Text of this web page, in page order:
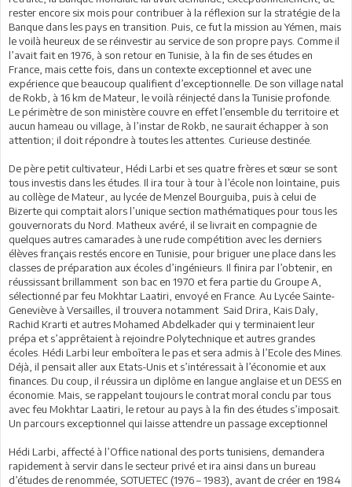
rester encore six mois pour contribuer à la réflexion sur la stratégie de la
Banque dans les pays en transition. Puis, ce fut la mission au Yémen, mais
le voilà heureux de se réinvestir au service de son propre pays. Comme il
l’avait fait en 1976, à son retour en Tunisie, à la fin de ses études en
France, mais cette fois, dans un contexte exceptionnel et avec une
expérience que beaucoup qualifient d’exceptionnelle. De son village natal
de Rokb, à 16 km de Mateur, le voilà réinjecté dans la Tunisie profonde.
Le périmètre de son ministère couvre en effet l’ensemble du territoire et
aucun hameau ou village, à l’instar de Rokb, ne saurait échapper à son
attention; il doit répondre à toutes les attentes. Curieuse destinée.
De père petit cultivateur, Hédi Larbi et ses quatre frères et sœur se sont
tous investis dans les études. Il ira tour à tour à l’école non lointaine, puis
au collège de Mateur, au lycée de Menzel Bourguiba, puis à celui de
Bizerte qui comptait alors l’unique section mathématiques pour tous les
gouvernorats du Nord. Matheux avéré, il se livrait en compagnie de
quelques autres camarades à une rude compétition avec les derniers
élèves français restés encore en Tunisie, pour briguer une place dans les
classes de préparation aux écoles d’ingénieurs. Il finira par l’obtenir, en
réussissant brillamment son bac en 1970 et fera partie du Groupe A,
sélectionné par feu Mokhtar Laatiri, envoyé en France. Au Lycée Sainte-
Geneviève à Versailles, il trouvera notamment Said Drira, Kais Daly,
Rachid Krarti et autres Mohamed Abdelkader qui y terminaient leur
prépa et s’apprêtaient à rejoindre Polytechnique et autres grandes
écoles. Hédi Larbi leur emboîtera le pas et sera admis à l’Ecole des Mines.
Déjà, il pensait aller aux Etats-Unis et s’intéressait à l’économie et aux
finances. Du coup, il réussira un diplôme en langue anglaise et un DESS en
économie. Mais, se rappelant toujours le contrat moral conclu par tous
avec feu Mokhtar Laatiri, le retour au pays à la fin des études s’imposait.
Un parcours exceptionnel qui laisse attendre un passage exceptionnel
Hédi Larbi, affecté à l’Office national des ports tunisiens, demandera
rapidement à servir dans le secteur privé et ira ainsi dans un bureau
d’études de renommée, SOTUETEC (1976 – 1983), avant de créer en 1984